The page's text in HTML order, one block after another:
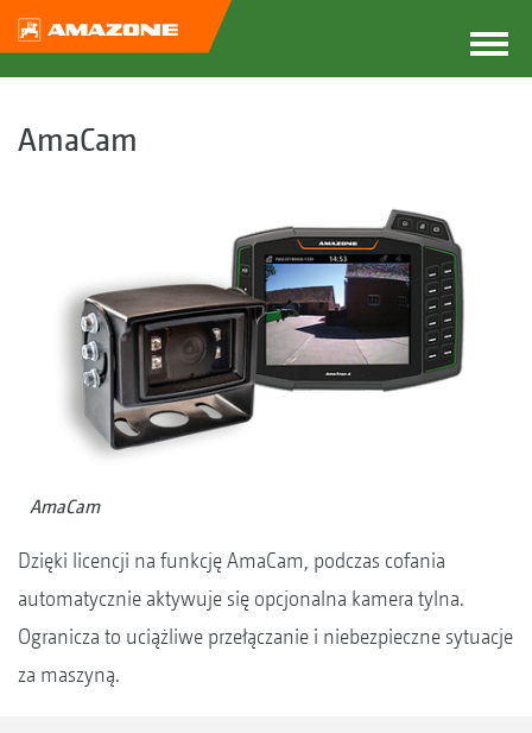
AmaCam
AmaCam
Dzięki licencji na funkcję AmaCam, podczas cofania
automatycznie aktywuje się opcjonalna kamera tylna.
Ogranicza to uciążliwe przełączanie i niebezpieczne sytuacje
za maszyną.